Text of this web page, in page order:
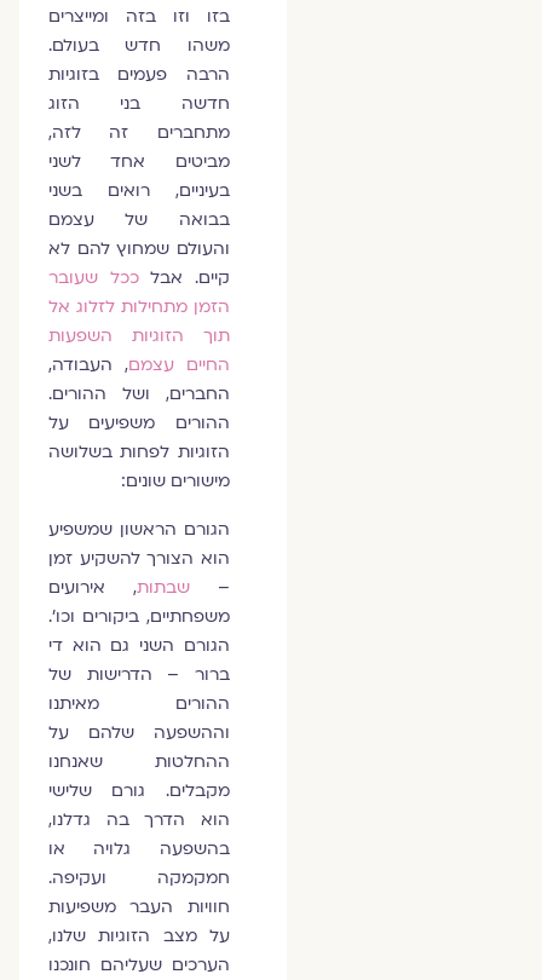
בזו וזו בזה ומייצרים
משהו חדש בעולם.
הרבה פעמים בזוגיות
חדשה בני הזוג
מתחברים זה לזה,
מביטים אחד לשני
בעיניים, רואים בשני
בבואה של עצמם
והעולם שמחוץ להם לא
קיים. אבלככל שעובר
הזמן מתחילות לזלוג אל
תוך הזוגיות השפעות
החיים עצמם, העבודה,
החברים, ושל ההורים.
ההורים משפיעים על
הזוגיות לפחות בשלושה
מישורים שונים:
הגורם הראשון שמשפיע
הוא הצורך להשקיע זמן
–
שבתות, אירועים
משפחתיים, ביקורים וכו'.
הגורם השני גם הוא די
ברור – הדרישות של
ההורים מאיתנו
וההשפעה שלהם על
ההחלטות שאנחנו
מקבלים. גורם שלישי
הוא הדרך בה גדלנו,
בהשפעה גלויה או
חמקמקה ועקיפה.
חוויות העבר משפיעות
על מצב הזוגיות שלנו,
הערכים שעליהם חונכנו